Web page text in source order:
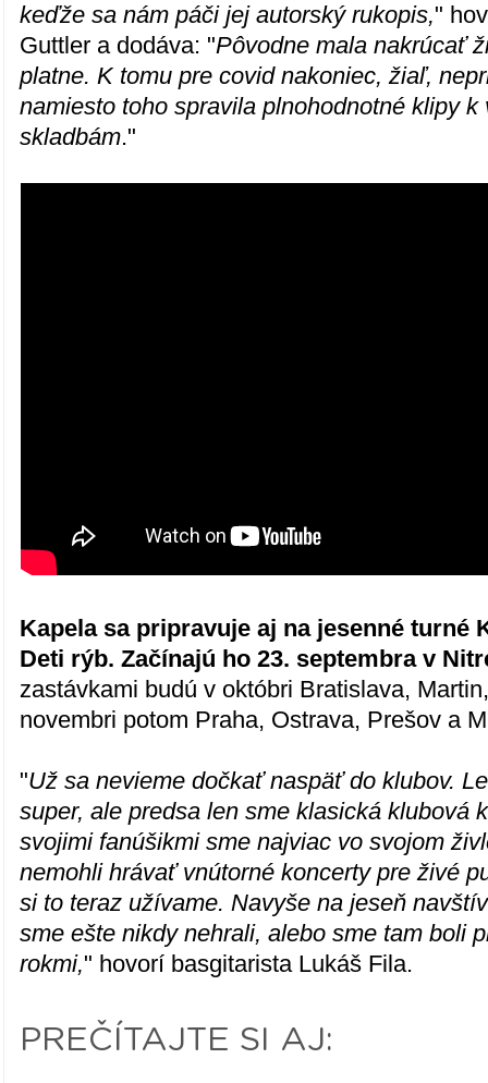
keďže sa nám páči jej autorský rukopis,"
Guttler a dodáva: "Pôvodne mala nakrúcať
platne. K tomu pre covid nakoniec, žiaľ,
namiesto toho spravila plnohodnotné klipy k
skladbám."
Kapela sa pripravuje aj na jesenné turné
Deti rýb. Začínajú ho 23. septembra v
zastávkami budú v októbri Bratislava,
novembri potom Praha, Ostrava, Prešov a
"Už sa nevieme dočkať naspäť do klubov.
super, ale predsa len sme klasická klubová
svojimi fanúšikmi sme najviac vo svojom
nemohli hrávať vnútorné koncerty pre živé
si to teraz užívame. Navyše na jeseň
sme ešte nikdy nehrali, alebo sme tam boli
rokmi," hovorí basgitarista Lukáš Fila.
PREČÍTAJTE SI AJ: